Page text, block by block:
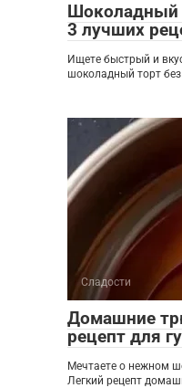
Шоколадный
3 лучших
Ищете быстрый и
шоколадный торт
Сладости
Домашние
рецепт для
Мечтаете о нежном
Легкий рецепт